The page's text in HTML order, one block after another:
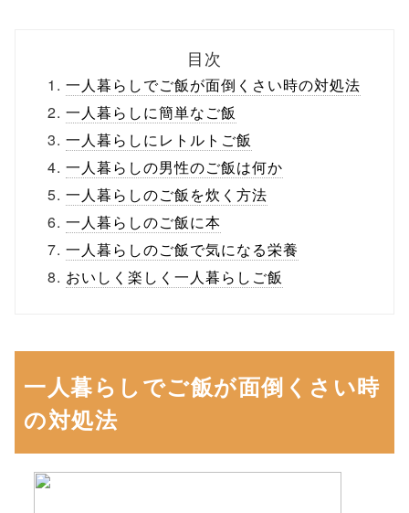
目次
一人暮らしでご飯が面倒くさい時の対処法
一人暮らしに簡単なご飯
一人暮らしにレトルトご飯
一人暮らしの男性のご飯は何か
一人暮らしのご飯を炊く方法
一人暮らしのご飯に本
一人暮らしのご飯で気になる栄養
おいしく楽しく一人暮らしご飯
一人暮らしでご飯が面倒くさい時
の対処法